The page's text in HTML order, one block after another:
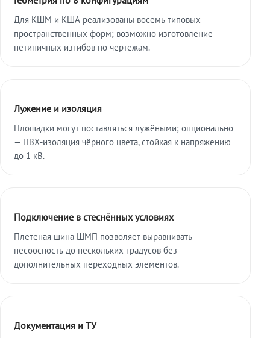
Для КШМ и КША реализованы восемь типовых
пространственных форм; возможно изготовление
нетипичных изгибов по чертежам.
Лужение и изоляция
Площадки могут поставляться лужёными; опционально
— ПВХ-изоляция чёрного цвета, стойкая к напряжению
до 1 кВ.
Подключение в стеснённых условиях
Плетёная шина ШМП позволяет выравнивать
несоосность до нескольких градусов без
дополнительных переходных элементов.
Документация и ТУ